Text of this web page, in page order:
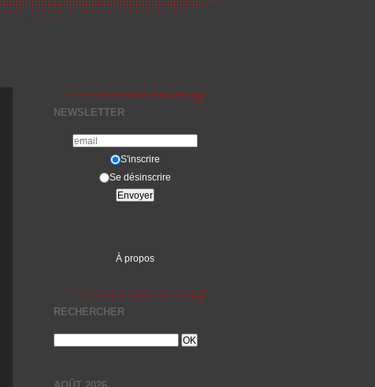
NEWSLETTER
S'inscrire
Se désinscrire
À propos
RECHERCHER